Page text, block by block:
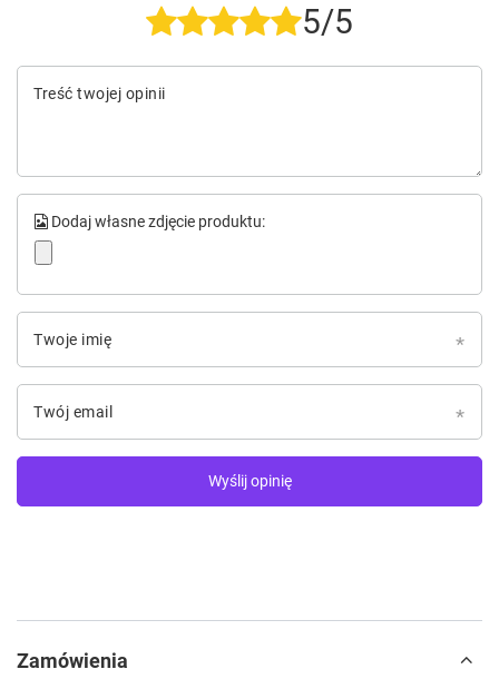
5/5
Treść twojej opinii
Dodaj własne zdjęcie produktu:
Twoje imię
Twój email
Wyślij opinię
Zamówienia